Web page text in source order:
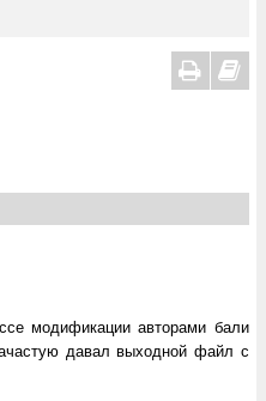
модификации авторами бали
давал выходной файл с